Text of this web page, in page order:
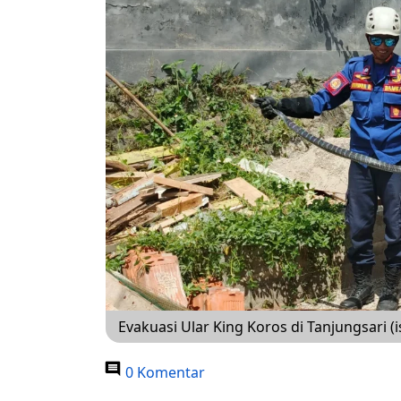
Evakuasi Ular King Koros di Tanjungsari
0 Komentar